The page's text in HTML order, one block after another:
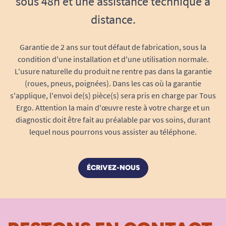
La canne pliante Fayet accompagne toutes vos
sorties : du quotidien à l’exceptionnel, elle se
Sécurisez vos déplacements : le revêtement
antidérapant offre une adhérence optimale et
l’aluminium traité résiste aux chocs, à la
corrosion et à l’usure du temps.
Diamètre tube : 1,9 cm – stabilité assurée,
prise en main facile même pour les petites
parfaite en prévention des pertes
d’équilibre ou de fatigue soudaine.
Un compagnon idéal pour les personnes en
distance.
Garantie de 2 ans sur tout défaut de fabrication, sous la
condition d'une installation et d'une utilisation normale.
L'usure naturelle du produit ne rentre pas dans la garantie
(roues, pneus, poignées). Dans les cas où la garantie
s'applique, l'envoi de(s) pièce(s) sera pris en charge par Tous
Ergo. Attention la main d'œuvre reste à votre charge et un
diagnostic doit être fait au préalable par vos soins, durant
lequel nous pourrons vous assister au téléphone.
ÉCRIVEZ-NOUS